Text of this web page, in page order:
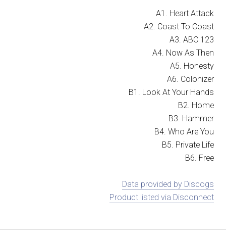
A1. Heart Attack
A2. Coast To Coast
A3. ABC 123
A4. Now As Then
A5. Honesty
A6. Colonizer
B1. Look At Your Hands
B2. Home
B3. Hammer
B4. Who Are You
B5. Private Life
B6. Free
Data provided by Discogs
Product listed via Disconnect